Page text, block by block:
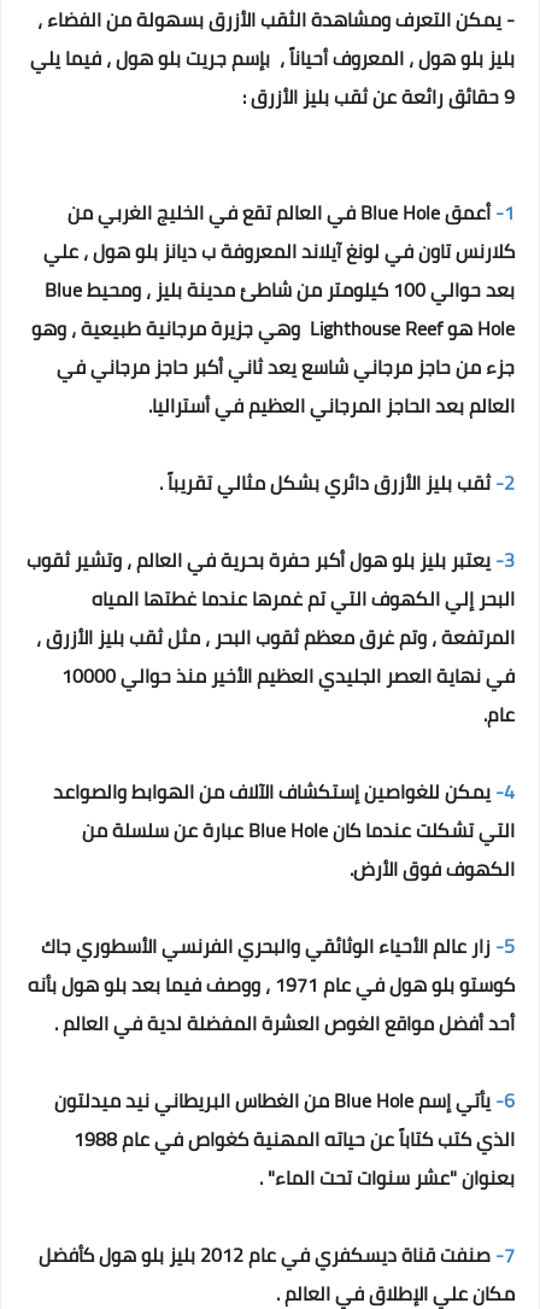
- يمكن التعرف ومشاهدة الثقب الأزرق بسهولة من الفضاء ،
بليز بلو هول ، المعروف أحياناً ، بإسم جريت بلو هول ، فيما يلي
9 حقائق رائعة عن ثقب بليز الأزرق :
1-
أعمق Blue Hole في العالم تقع في الخليج الغربي من
كلارنس تاون في لونغ آيلاند المعروفة ب ديانز بلو هول ، علي
بعد حوالي 100 كيلومتر من شاطئ مدينة بليز ، ومحيط Blue
Hole هو Lighthouse Reef وهي جزيرة مرجانية طبيعية ، وهو
جزء من حاجز مرجاني شاسع يعد ثاني أكبر حاجز مرجاني في
العالم بعد الحاجز المرجاني العظيم في أستراليا.
2- ثقب بليز الأزرق دائري بشكل مثالي تقريباً .
3- يعتبر بليز بلو هول أكبر حفرة بحرية في العالم ، وتشير ثقوب
البحر إلي الكهوف التي تم غمرها عندما غطتها المياه
المرتفعة ، وتم غرق معظم ثقوب البحر ، مثل ثقب بليز الأزرق ،
في نهاية العصر الجليدي العظيم الأخير منذ حوالي 10000
عام.
4- يمكن للغواصين إستكشاف الآلاف من الهوابط والصواعد
التي تشكلت عندما كان Blue Hole عبارة عن سلسلة من
الكهوف فوق الأرض.
5- زار عالم الأحياء الوثائقي والبحري الفرنسي الأسطوري جاك
كوستو بلو هول في عام 1971 ، ووصف فيما بعد بلو هول بأنه
أحد أفضل مواقع الغوص العشرة المفضلة لدية في العالم .
6-
يأتي إسم Blue Hole من الغطاس البريطاني نيد ميدلتون
الذي كتب كتاباً عن حياته المهنية كغواص في عام 1988
بعنوان "عشر سنوات تحت الماء" .
7-
صنفت قناة ديسكفري في عام 2012 بليز بلو هول كأفضل
مكان علي الإطلاق في العالم .